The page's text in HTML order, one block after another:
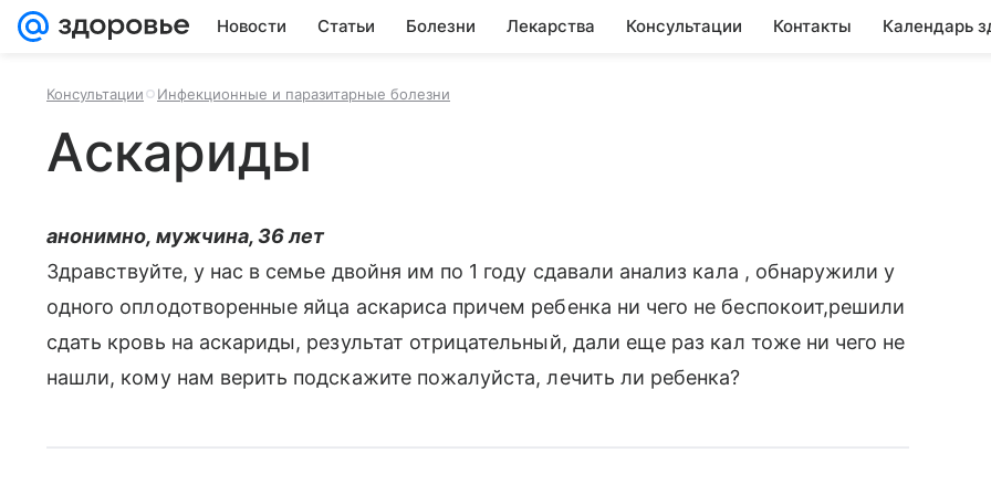
Новости Статьи Болезни Лекарства Консультации Контакты Календарь
Консультации Инфекционные и паразитарные болезни
Аскариды
анонимно, мужчина, 36 лет
Здравствуйте, у нас в семье двойня им по 1 году сдавали анализ кала , обнаружили у
одного оплодотворенные яйца аскариса причем ребенка ни чего не беспокоит,решили
сдать кровь на аскариды, результат отрицательный, дали еще раз кал тоже ни чего не
нашли, кому нам верить подскажите пожалуйста, лечить ли ребенка?